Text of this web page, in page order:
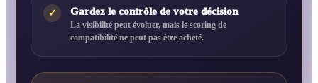
✓ Gardez le contrôle de votre décision
La visibilité peut évoluer, mais le scoring de
compatibilité ne peut pas être acheté.